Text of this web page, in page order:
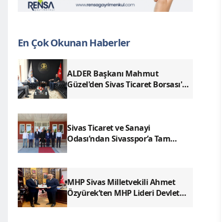
En Çok Okunan Haberler
ALDER Başkanı Mahmut
Güzel'den Sivas Ticaret Borsası'na
Sivas Ticaret ve Sanayi
Odası’ndan Sivasspor’a Tam
MHP Sivas Milletvekili Ahmet
Özyürek’ten MHP Lideri Devlet